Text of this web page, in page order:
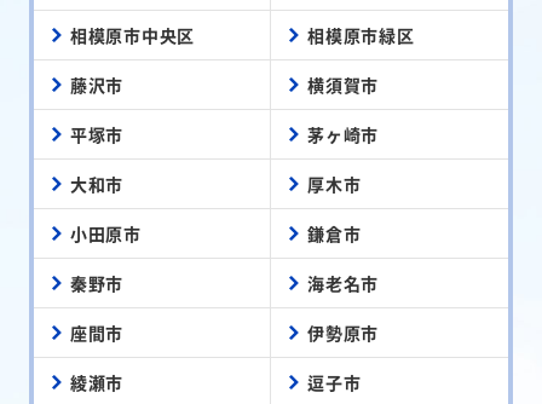
相模原市中央区 相模原市緑区
藤沢市 横須賀市
平塚市 茅ヶ崎市
大和市 厚木市
小田原市 鎌倉市
秦野市 海老名市
座間市 伊勢原市
綾瀬市 逗子市